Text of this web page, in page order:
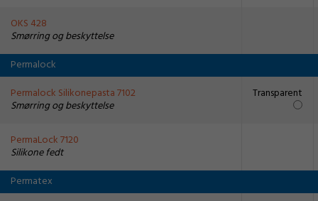
OKS 428
Smørring og beskyttelse
Permalock
Permalock Silikonepasta 7102
Smørring og beskyttelse
Transparent
PermaLock 7120
Silikone fedt
Permatex